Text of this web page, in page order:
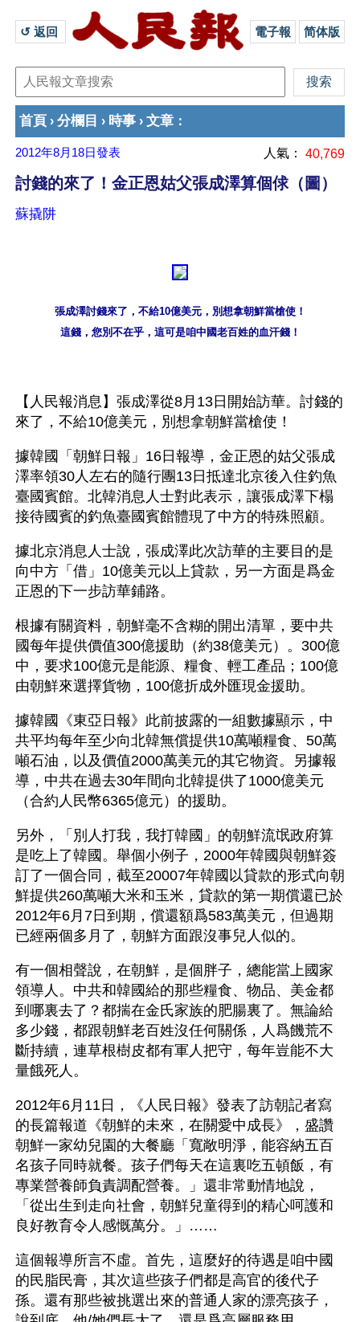
↺ 返回 電子報 简体版
首頁 › 分欄目 › 時事 › 文章 ：
2012年8月18日發表 人氣： 40,769
討錢的來了！金正恩姑父張成澤算個俅（圖）
蘇撬阱
張成澤討錢來了，不給10億美元，別想拿朝鮮當槍使！
這錢，您別不在乎，這可是咱中國老百姓的血汗錢！
【人民報消息】張成澤從8月13日開始訪華。討錢的
來了，不給10億美元，別想拿朝鮮當槍使！
據韓國「朝鮮日報」16日報導，金正恩的姑父張成
澤率領30人左右的隨行團13日抵達北京後入住釣魚
臺國賓館。北韓消息人士對此表示，讓張成澤下榻
接待國賓的釣魚臺國賓館體現了中方的特殊照顧。
據北京消息人士說，張成澤此次訪華的主要目的是
向中方「借」10億美元以上貸款，另一方面是爲金
正恩的下一步訪華鋪路。
根據有關資料，朝鮮毫不含糊的開出清單，要中共
國每年提供價值300億援助（約38億美元）。300億
中，要求100億元是能源、糧食、輕工產品；100億
由朝鮮來選擇貨物，100億折成外匯現金援助。
據韓國《東亞日報》此前披露的一組數據顯示，中
共平均每年至少向北韓無償提供10萬噸糧食、50萬
噸石油，以及價值2000萬美元的其它物資。另據報
導，中共在過去30年間向北韓提供了1000億美元
（合約人民幣6365億元）的援助。
另外，「別人打我，我打韓國」的朝鮮流氓政府算
是吃上了韓國。舉個小例子，2000年韓國與朝鮮簽
訂了一個合同，截至20007年韓國以貸款的形式向朝
鮮提供260萬噸大米和玉米，貸款的第一期償還已於
2012年6月7日到期，償還額爲583萬美元，但過期
已經兩個多月了，朝鮮方面跟沒事兒人似的。
有一個相聲說，在朝鮮，是個胖子，總能當上國家
領導人。中共和韓國給的那些糧食、物品、美金都
到哪裏去了？都揣在金氏家族的肥腸裏了。無論給
多少錢，都跟朝鮮老百姓沒任何關係，人爲饑荒不
斷持續，連草根樹皮都有軍人把守，每年豈能不大
量餓死人。
2012年6月11日，《人民日報》發表了訪朝記者寫
的長篇報道《朝鮮的未來，在關愛中成長》，盛讚
朝鮮一家幼兒園的大餐廳「寬敞明淨，能容納五百
名孩子同時就餐。孩子們每天在這裏吃五頓飯，有
專業營養師負責調配營養。」還非常動情地說，
「從出生到走向社會，朝鮮兒童得到的精心呵護和
良好教育令人感慨萬分。」……
這個報導所言不虛。首先，這麼好的待遇是咱中國
的民脂民膏，其次這些孩子們都是高官的後代子
孫。還有那些被挑選出來的普通人家的漂亮孩子，